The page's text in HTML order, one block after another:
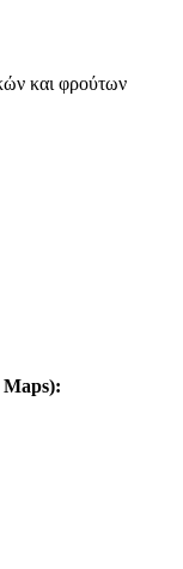
και φρούτων
Maps):